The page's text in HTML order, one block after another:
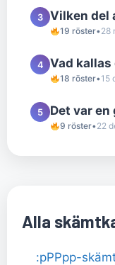
3 Vilken del
19 röster•28
4 Vad
18 röster•15
5 Det var en
9 röster•22
Alla
:pPPpp-